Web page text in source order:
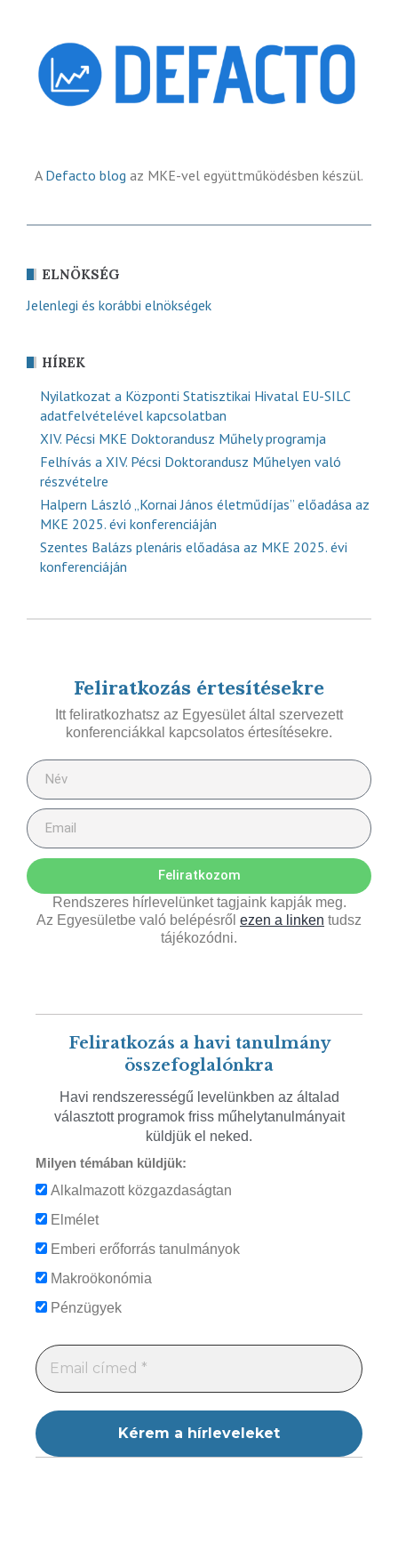
A Defacto blog az MKE-vel együttműködésben készül.
ELNÖKSÉG
Jelenlegi és korábbi elnökségek
HÍREK
Nyilatkozat a Központi Statisztikai Hivatal EU-SILC
adatfelvételével kapcsolatban
XIV. Pécsi MKE Doktorandusz Műhely programja
Felhívás a XIV. Pécsi Doktorandusz Műhelyen való
részvételre
Halpern László „Kornai János életműdíjas” előadása az
MKE 2025. évi konferenciáján
Szentes Balázs plenáris előadása az MKE 2025. évi
konferenciáján
Feliratkozás értesítésekre
Itt feliratkozhatsz az Egyesület által szervezett
konferenciákkal kapcsolatos értesítésekre.
Feliratkozom
Rendszeres hírlevelünket tagjaink kapják meg.
Az Egyesületbe való belépésről ezen a linken tudsz
tájékozódni.
Feliratkozás a havi tanulmány
összefoglalónkra
Havi rendszerességű levelünkben az általad
választott programok friss műhelytanulmányait
küldjük el neked.
Milyen témában küldjük:
Alkalmazott közgazdaságtan
Elmélet
Emberi erőforrás tanulmányok
Makroökonómia
Pénzügyek